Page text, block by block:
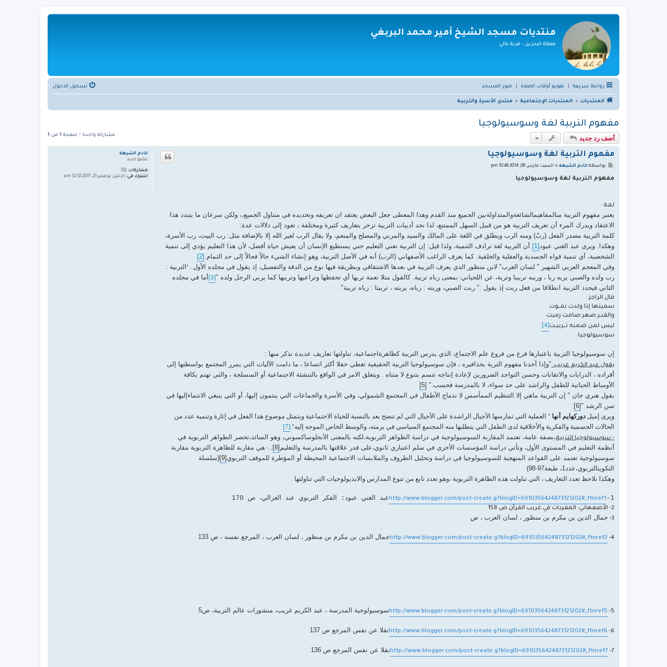
منتديات مسجد الشيخ أمير محمد البربغي
مملكة البحرين - قرية عالي
روابط سريعة تقويم أوقات الصلاة صور المسجد تسجيل الدخول
المنتديات المنتديات الإجتماعية منتدى الأسرة والتربيـة
مفهوم التربية لغة وسوسيولوجيا
أضف رد جديد مشاركة واحدة • صفحة 1 من 1
خادم الشيعة
عضو جديد
مشاركات:
اشترك في: الاثنين نوفمبر 21, 2011 12:52 am
مفهوم التربية لغة وسوسيولوجيا
م
ا
بواسطة خادم الشيعة» السبت مارس 08, 2014 10:46 pm
مفهوم التربية لغة وسوسيولوجيا
لغة :
يعتبر مفهوم التربية منالمفاهيمالشائعةوالمتداولةبين الجميع منذ القدم وهذا المعطى جعل البعض يعتقد ان تعريفه وتحديده في متناول الجميع،، ولكن سرعان ما يتبدد هذا
الاعتقاد ويدرك المرء أن تعريف التربية هو من قبيل السهل الممتنع، لذا نجد أدبيات التربية تزخر بتعاريف كثيرة ومختلفة ، تعود إلى دلالات عدة:
كلمة التربية مصدر الفعل (ربّ) ومنه الرب ويطلق في اللغة على المالك والسيد والمربي والمصلح والمنعم، ولا يقال الرب لغير الله إلا بالإضافة مثل: رب البيت، رب الأسرة،
وهكذا. ويرى عبد الغني عبود[1]
أن التربية لغة ترادف التنمية، ولذا قيل: إن التربية تعني التعليم حتي يستطيع الإنسان أن يعيش حياة أفضل، لأن هذا التعليم يؤدي إلى تنمية
الشخصية، أي تنمية قواه الجسدية والعقلية والخلقية. كما يعرف الراغب الأصفهاني (الرب) أنه في الأصل التربية، وهو إنشاء الشيء حالاً فحالاً إلى حد التمام. [2]
وفي المعجم العربي الشهير " لسان العرب" لابن منظور الذي يعرف التربية في بعدها الاشتقاقي وبطريقة فيها نوع من الدقة والتفصيل، إذ يقول في مجلده الأول : "
التربية :
رب ولده والصبي يربه ربا ، ورببه تربيبا وتربة، عن اللحياني: بمعنى رباه تربية. كالقول مثلا نعمة تربها أي تحفظها وتراعيها وتربيها كما يربي الرجل ولده "
أما في مجلده
الثاني فيحدد التربية انطلاقا من فعل ربت إذ يقول :" ربت الصبي، وربته : رباه، يربته ، تربيتا : رباه تربية".
قال الراجز :
سميتها إذا ولدت تمــوت
والقبـر صهر صامت زميت
ليس لمن ضمنه تــربيـت[4]
سوسيولوجيا :
إن سوسيولوجيا التربية باعتبارها فرع من فروع علم الاجتماع، الذي يدرس التربية كظاهرةاجتماعية، تناولتها تعاريف عديدة نذكر منها :
يقول عبد الكريم غريب:"وإذا أخدنا مفهوم الترية بحذافيره ، فإن سوسيولوجيا التربية الحقيقية تغطي حقلا أكثر اتساعا ، ما دامت الآليات التي يمرر المجتمع بواسطتها إلى
أفراده ، الدرايات والاتقانات وحسن التواجد الضرورين لإعادة إنتاجه تتسم بتنوع لا متناه . ويتعلق الامر في الواقع بالتنشئة الاجتماعية أو السسلجة ، والتي تهتم بكافة
الأوساط الحياتية للطفل والراشد على حد سواء، لا بالمدرسة فحسب." [5]
يقول هنري جان " إن التربية ماهي إلا التنظيم الممأسس لا ندماج الأطفال في المجتمع الشمولي، وفي الأسرة والجماعات التي ينتمون إليها، أو التي ينبغي الانتماء إليها في
سن الرشد "[6]
ويرى إميل دوركهايم أنها " العملية التي تمارسها الأجيال الراشدة على الأجيال التي لم تنضج بعد بالنسبة للحياة الاجتماعية ويتمثل موضوع هذا الفعل في إثارة وتنمية عدد من
الحالات الجسمية والفكرية والأخلاقية لدى الطفل التي يتطلبها منه المجتمع السياسي في برمته، والوسط الخاص الموجه إليه".[7]
- سوسيولوجيا التربية،بصفة عامة، تعتمد المقاربة السوسيولوجية في دراسة الظواهر التربوية،لكنه بالمعنى الأنجلوساكسوني، وهو السائد،تحصر الظواهر التربوية في
أنظمة التعليم في المستوى الأول، وتأتي دراسة المؤسسات الأخرى في سلم اعتباري ثانوي،على قدر علاقتها بالمدرسة والتعليم [8]
..
- هي مقاربة للظاهرة التربوية مقاربة
سوسيولوجية تعتمد على القواعد المنهجية للسوسيولوجيا في دراسة وتحليل الظروف والملابسات الاجتماعية المحيطة أو المؤطرة للموقف التربوي[9]
(سلسلة
التكوينالتربوي،عدد1، طبعة97-98)
وهكذا نلاحظ تعدد التعاريف ، التي تناولت هذه الظاهرة التربوية ،وهو تعدد نابع من تنوع المدارس والايديولوجيات التي تناولتها .
1-
http://www.blogger.com/post-create.g?blogID=6910356424873121202#_ftnref1عبد الغني عبود: الفكر التربوي عند الغزالي، ص 170
2- الأصفهاني: المفردات في غريب القرآن ص 158
3-
جمال الدين بن مكرم بن منظور ، لسان العرب ، ص
4-
http://www.blogger.com/post-create.g?blogID=6910356424873121202#_ftnref2جمال الدين بن مكرم بن منظور ، لسان العرب ، المرجع نفسه ، ص 133
5-
http://www.blogger.com/post-create.g?blogID=6910356424873121202#_ftnref5سوسيولوجية المدرسة ، عبد الكريم غريب، منشورات عالم التربية، ص5
6-
http://www.blogger.com/post-create.g?blogID=6910356424873121202#_ftnref6نقلا عن نفس المرجع ص 137
7-
http://www.blogger.com/post-create.g?blogID=6910356424873121202#_ftnref7نقلا عن نفس المرجع ص 136